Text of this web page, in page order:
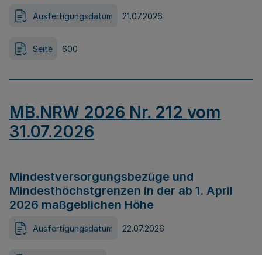
Ausfertigungsdatum 21.07.2026
Seite 600
MB.NRW 2026 Nr. 212 vom
31.07.2026
Mindestversorgungsbezüge und
Mindesthöchstgrenzen in der ab 1. April
2026 maßgeblichen Höhe
Ausfertigungsdatum 22.07.2026